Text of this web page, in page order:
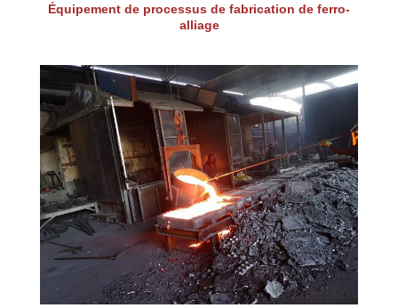
Équipement de processus de fabrication de ferro-
alliage